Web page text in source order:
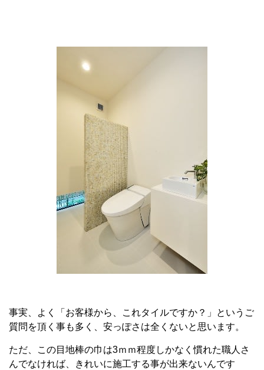
事実、よく「お客様から、これタイルですか？」というご
質問を頂く事も多く、安っぽさは全くないと思います。
ただ、この目地棒の巾は3ｍｍ程度しかなく慣れた職人さ
んでなければ、きれいに施工する事が出来ないんです